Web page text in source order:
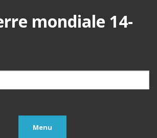
mondiale 14-
Menu